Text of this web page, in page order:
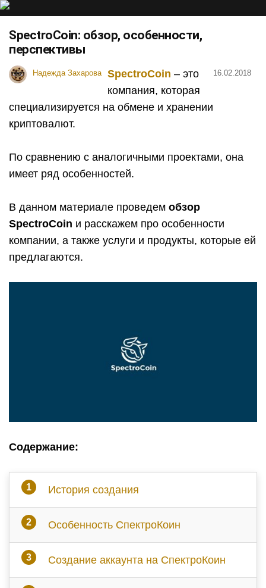
SpectroCoin: обзор, особенности,
перспективы
Надежда Захарова 16.02.2018
SpectroCoin – это
компания, которая
специализируется на обмене и хранении
криптовалют.
По сравнению с аналогичными проектами, она
имеет ряд особенностей.
В данном материале проведем обзор
SpectroCoin и расскажем про особенности
компании, а также услуги и продукты, которые ей
предлагаются.
Содержание:
История создания
Особенность СпектроКоин
Создание аккаунта на СпектроКоин